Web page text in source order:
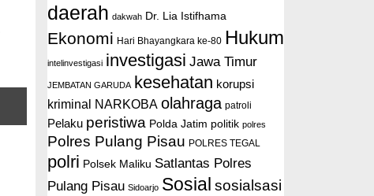
daerah dakwah Dr. Lia Istifhama
Ekonomi Hari Bhayangkara ke-80 Hukum
intelinvestigasi investigasi Jawa Timur
JEMBATAN GARUDA kesehatan korupsi
kriminal NARKOBA olahraga patroli
Pelaku peristiwa Polda Jatim politik polres
Polres Pulang Pisau POLRES TEGAL
polri Polsek Maliku Satlantas Polres
Pulang Pisau Sidoarjo Sosial sosialsasi